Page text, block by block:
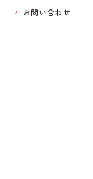
お問い合わせ